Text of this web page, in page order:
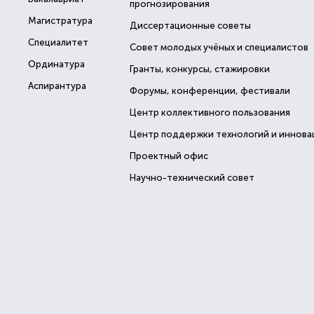
Магистратура
Специалитет
Ординатура
Аспирантура
прогнозирования
Диссертационные советы
Совет молодых учёных и специалистов
Гранты, конкурсы, стажировки
Форумы, конференции, фестивали
Центр коллективного пользования
Центр поддержки технологий и
Проектный офис
Научно-технический совет